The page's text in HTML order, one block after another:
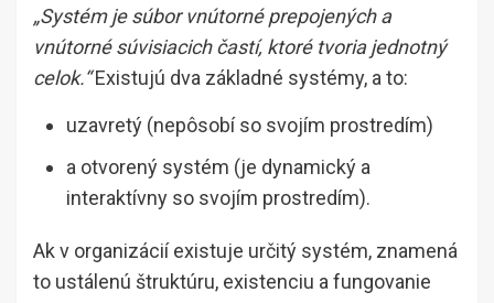
„Systém je súbor vnútorné prepojených a
vnútorné súvisiacich častí, ktoré tvoria jednotný
celok.“Existujú dva základné systémy, a to:
uzavretý (nepôsobí so svojím prostredím)
a otvorený systém (je dynamický a
interaktívny so svojím prostredím).
Ak v organizácií existuje určitý systém, znamená
to ustálenú štruktúru, existenciu a fungovanie